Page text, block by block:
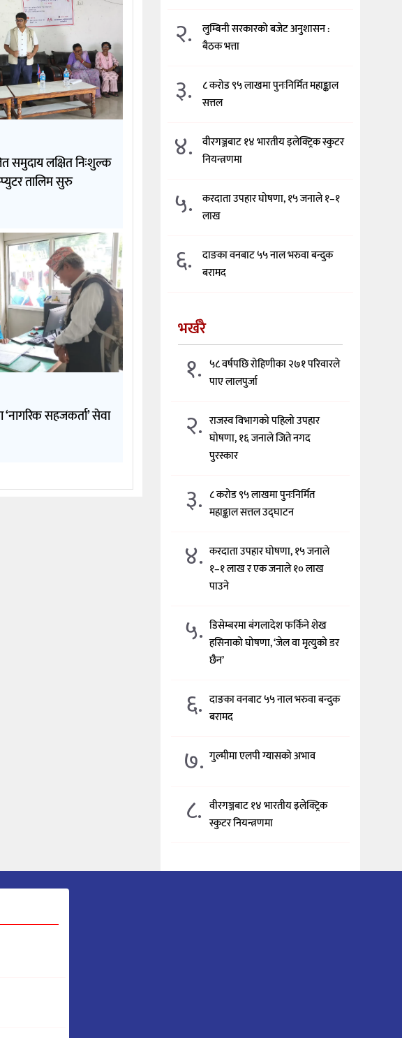
समुदाय लक्षित निःशुल्क
तालिम सुरु
‘नागरिक सहजकर्ता’ सेवा
२.
लुम्बिनी सरकारको बजेट अनुशासन :
बैठक भत्ता
३.
८ करोड ९५ लाखमा पुनःनिर्मित महाङ्काल
सत्तल
४.
वीरगञ्जबाट १४ भारतीय इलेक्ट्रिक स्कुटर
नियन्त्रणमा
५.
करदाता उपहार घोषणा, १५ जनाले १–१
लाख
६.
दाङका वनबाट ५५ नाल भरुवा बन्दुक
बरामद
भर्खरै
१. ५८ वर्षपछि रोहिणीका २७१ परिवारले
पाए लालपुर्जा
२. राजस्व विभागको पहिलो उपहार
घोषणा, १६ जनाले जिते नगद
पुरस्कार
३. ८ करोड ९५ लाखमा पुनःनिर्मित
महाङ्काल सत्तल उद्घाटन
४. करदाता उपहार घोषणा, १५ जनाले
१–१ लाख र एक जनाले १० लाख
पाउने
५. डिसेम्बरमा बंगलादेश फर्किने शेख
हसिनाको घोषणा, ‘जेल वा मृत्युको डर
छैन’
६. दाङका वनबाट ५५ नाल भरुवा बन्दुक
बरामद
७. गुल्मीमा एलपी ग्यासको अभाव
८. वीरगञ्जबाट १४ भारतीय इलेक्ट्रिक
स्कुटर नियन्त्रणमा